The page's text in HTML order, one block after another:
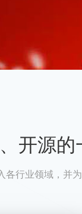
开源
行业领域，并为